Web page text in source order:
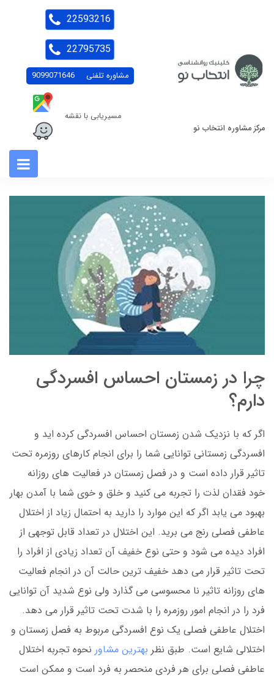
مرکز مشاوره انتخاب نو
مشاوره تلفنی 9099071646
مسیریابی با نقشه
22593216
22795735
چرا در زمستان احساس افسردگی
دارم؟
اگر که با نزدیک شدن زمستان احساس افسردگی کرده اید و
افسردگی زمستانی توانایی شما را برای انجام کارهای روزمره تحت
تاثیر قرار داده است و در فصل زمستان در فعالیت های روزانه
خود فقدان لذت را تجربه می کنید و خلق و خوی شما با آمدن بهار
بهبود می یابد اگر که این موارد را دارید به احتمال زیاد از اختلال
عاطفی فصلی رنج می برید. این اختلال در تعداد قابل توجهی از
افراد دیده می شود و حتی نوع خفیف آن تعداد زیادی از افراد را
تحت تاثیر قرار می دهد خفیف ترین حالت آن در انجام فعالیت
های روزانه تاثیر نا محسوسی می گذارد ولی نوع شدید آن توانایی
فرد را در انجام امور روزمره را با شدت تحت تاثیر قرار می دهد.
اختلال عاطفی فصلی یک نوع افسردگی مربوط به فصل زمستان و
اختلالی شایع است. طبق نظر بهترین مشاور نحوه تجربه اختلال
عاطفی فصلی برای هر فردی منحصر به فرد است و ممکن است